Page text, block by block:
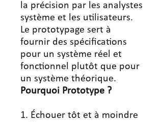
la précision par les analystes
système et les utilisateurs.
Le prototypage sert à
fournir des spécifications
pour un système réel et
fonctionnel plutôt que pour
un système théorique.
Pourquoi Prototype ?
1. Échouer tôt et à moindre